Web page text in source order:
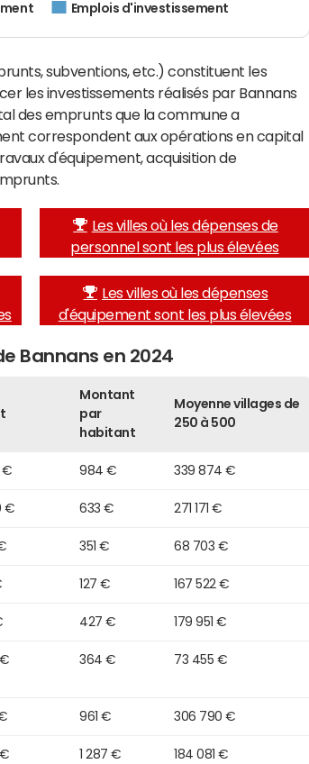
Emplois d'investissement
subventions, etc.) constituent les
les investissements réalisés par Bannans
des emprunts que la commune a
correspondent aux opérations en capital
d'équipement, acquisition de
Les villes où les dépenses de
personnel sont les plus élevées
Les villes où les dépenses
d'équipement sont les plus élevées
Bannans en 2024
Montant
par
habitant
Moyenne villages de
250 à 500
€ 984 € 339 874 €
€ 633 € 271 171 €
351 € 68 703 €
127 € 167 522 €
427 € 179 951 €
€ 364 € 73 455 €
961 € 306 790 €
€ 1 287 € 184 081 €